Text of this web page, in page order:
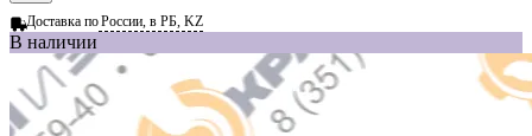
Доставка поРоссии, в РБ, KZ
В наличии